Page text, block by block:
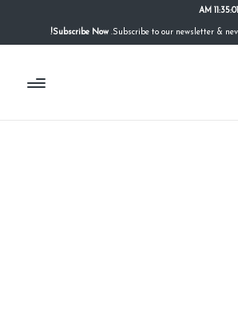
11:35:01 AM
Subscribe Now!